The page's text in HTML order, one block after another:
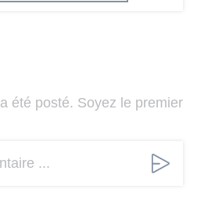
été posté. Soyez le premier
...